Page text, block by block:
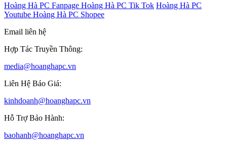
Hoàng Hà PC Fanpage Hoàng Hà PC Tik Tok Hoàng Hà PC
Youtube Hoàng Hà PC Shopee
Email liên hệ
Hợp Tác Truyền Thông:
media@hoanghapc.vn
Liên Hệ Báo Giá:
kinhdoanh@hoanghapc.vn
Hỗ Trợ Bảo Hành:
baohanh@hoanghapc.vn